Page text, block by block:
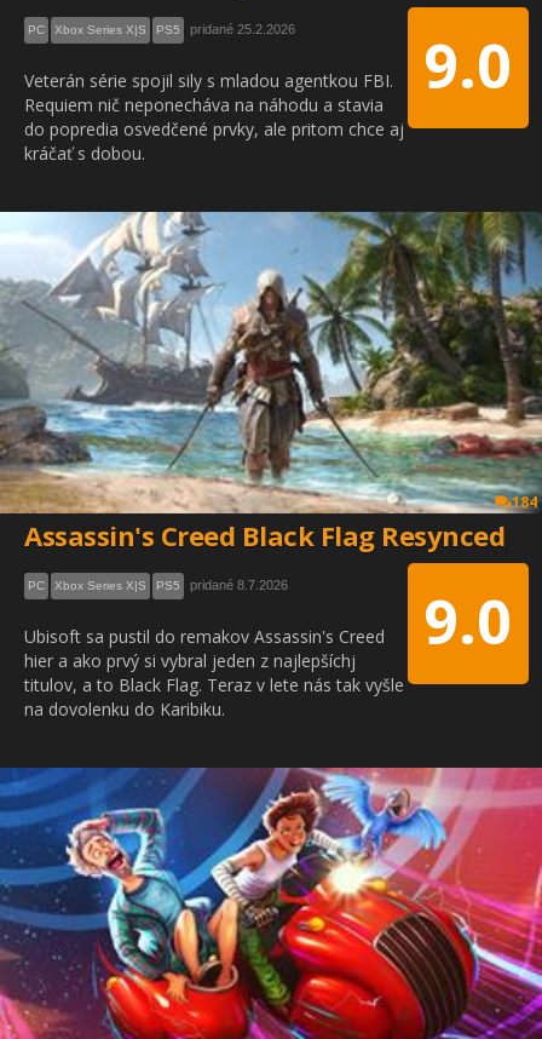
9.0
PC Xbox Series X|S PS5 pridané 25.2.2026
Veterán série spojil sily s mladou agentkou FBI.
Requiem nič neponecháva na náhodu a stavia
do popredia osvedčené prvky, ale pritom chce aj
kráčať s dobou.
184
Assassin's Creed Black Flag Resynced
9.0
PC Xbox Series X|S PS5 pridané 8.7.2026
Ubisoft sa pustil do remakov Assassin's Creed
hier a ako prvý si vybral jeden z najlepšíchj
titulov, a to Black Flag. Teraz v lete nás tak vyšle
na dovolenku do Karibiku.